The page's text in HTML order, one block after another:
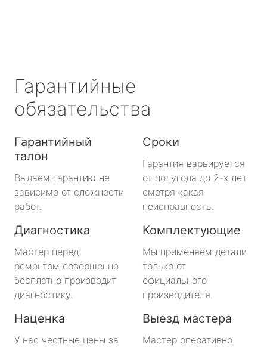
Гарантийные
обязательства
Гарантийный
талон
Выдаем гарантию не
зависимо от сложности
работ.
Сроки
Гарантия варьируется
от полугода до 2-х лет
смотря какая
неисправность.
Диагностика
Мастер перед
ремонтом совершенно
бесплатно производит
диагностику.
Комплектующие
Мы применяем детали
только от
официального
производителя.
Наценка
У нас честные цены за
Выезд мастера
Мастер оперативно